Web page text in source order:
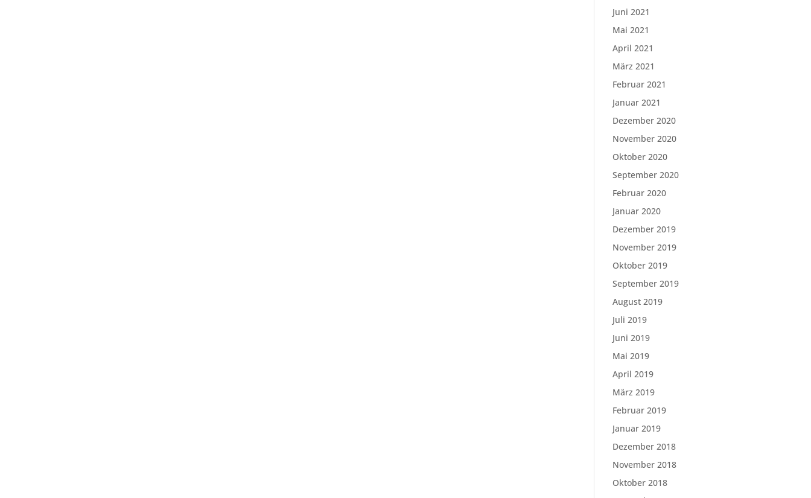
Juni 2021
Mai 2021
April 2021
März 2021
Februar 2021
Januar 2021
Dezember 2020
November 2020
Oktober 2020
September 2020
Februar 2020
Januar 2020
Dezember 2019
November 2019
Oktober 2019
September 2019
August 2019
Juli 2019
Juni 2019
Mai 2019
April 2019
März 2019
Februar 2019
Januar 2019
Dezember 2018
November 2018
Oktober 2018